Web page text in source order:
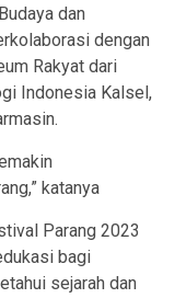
dan
dengan
Rakyat dari
Indonesia Kalsel,
katanya
Parang 2023
bagi
sejarah dan